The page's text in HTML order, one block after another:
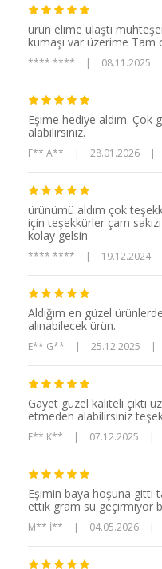
ürün elime ulaştı
kumaşı var üzerime
**** **** | 08.11.2025
Eşime hediye aldım. Çok
alabilirsiniz.
F** A** | 28.01.2026 |
ürünümü aldım çok
için teşekkürler çam
kolay gelsin
**** **** | 19.12.2024
Aldığım en güzel
alınabilecek ürün.
E** G** | 25.12.2025 |
Gayet güzel kaliteli çıktı
etmeden alabilirsiniz
F** K** | 07.12.2025 |
Eşimin baya hoşuna gitti
ettik gram su geçirmiyor
M** İ** | 04.05.2026 |